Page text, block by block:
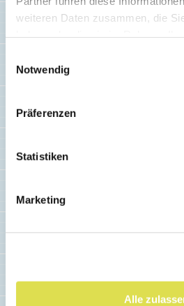
weiteren Daten zusammen, die
Notwendig
Präferenzen
Statistiken
Marketing
Alle
BERUFE
Interessierst du dich für
willst du die Prozesse in
Geräten verstehen? Als
kannst du dieses
Berufsleben ausleben.